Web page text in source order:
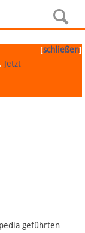
[schließen]
Jetzt
geführten